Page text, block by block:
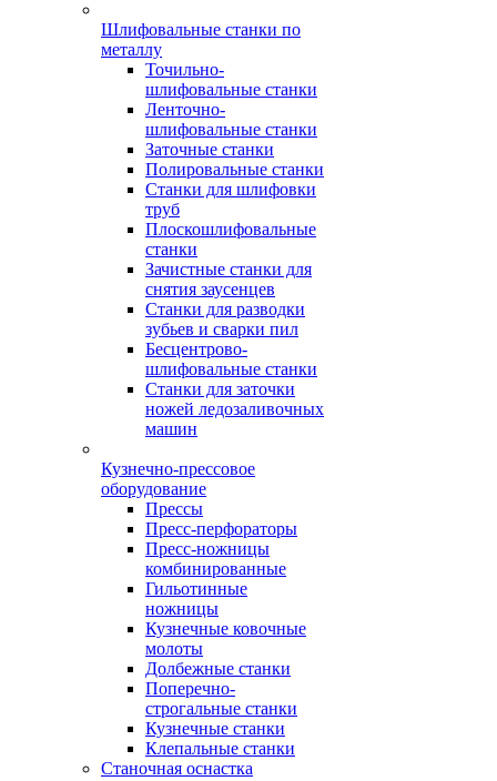
Шлифовальные станки по
металлу
Точильно-
шлифовальные станки
Ленточно-
шлифовальные станки
Заточные станки
Полировальные станки
Станки для шлифовки
труб
Плоскошлифовальные
станки
Зачистные станки для
снятия заусенцев
Станки для разводки
зубьев и сварки пил
Бесцентрово-
шлифовальные станки
Станки для заточки
ножей ледозаливочных
машин
Кузнечно-прессовое
оборудование
Прессы
Пресс-перфораторы
Пресс-ножницы
комбинированные
Гильотинные
ножницы
Кузнечные ковочные
молоты
Долбежные станки
Поперечно-
строгальные станки
Кузнечные станки
Клепальные станки
Станочная оснастка